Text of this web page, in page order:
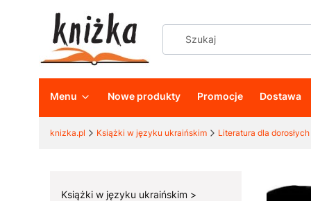
Menu Nowe produkty Promocje Dostawa
knizka.pl Książki w języku ukraińskim Literatura dla dorosłych
Książki w języku ukraińskim